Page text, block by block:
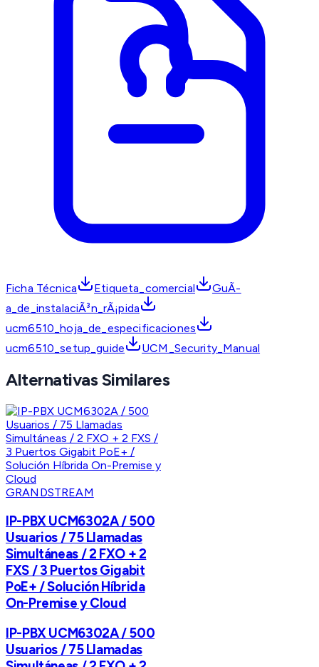
Ficha Técnica Etiqueta_comercial
GuÃ­
a_de_instalaciÃ³n_rÃ¡pida
ucm6510_hoja_de_especificaciones
ucm6510_setup_guide
UCM_Security_Manual
Alternativas Similares
GRANDSTREAM
IP-PBX UCM6302A / 500
Usuarios / 75 Llamadas
Simultáneas / 2 FXO + 2
FXS / 3 Puertos Gigabit
PoE+ / Solución Híbrida
On-Premise y Cloud
IP-PBX UCM6302A / 500
Usuarios / 75 Llamadas